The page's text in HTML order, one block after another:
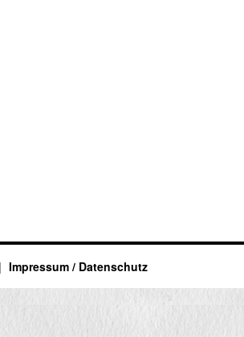
Impressum / Datenschutz